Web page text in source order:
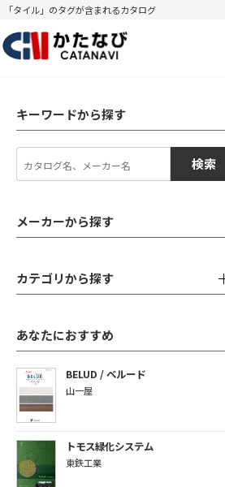
「タイル」のタグが含まれるカタログ
キーワードから探す
検索
メーカーから探す
カテゴリから探す
あなたにおすすめ
BELUD / ベルード
山一屋
トモス緑化システム
東鉄工業